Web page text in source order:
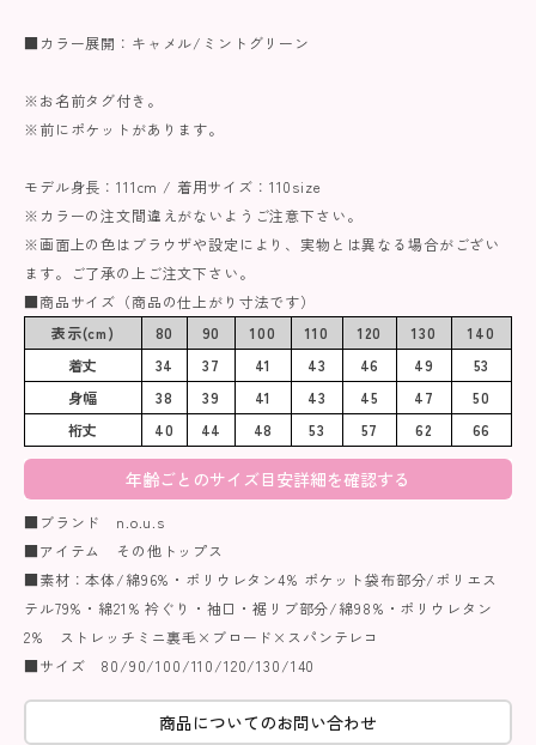
■カラー展開：キャメル/ミントグリーン
※お名前タグ付き。
※前にポケットがあります。
モデル身長：111cm / 着用サイズ：110size
※カラーの注文間違えがないようご注意下さい。
※画面上の色はブラウザや設定により、実物とは異なる場合がござい
ます。ご了承の上ご注文下さい。
■商品サイズ（商品の仕上がり寸法です）
表示(cm)
80 90 100 110 120 130
140
着丈
34 37 41 43 46 49
53
身幅
38 39 41 43 45 47
50
裄丈
40 44 48 53 57 62 66
年齢ごとのサイズ目安詳細を確認する
■ブランド n.o.u.s
■アイテム その他トップス
■素材：本体/綿96%・ポリウレタン4% ポケット袋布部分/ポリエス
テル79%・綿21% 衿ぐり・袖口・裾リブ部分/綿98%・ポリウレタン
2% ストレッチミニ裏毛×ブロード×スパンテレコ
■サイズ 80/90/100/110/120/130/140
商品についてのお問い合わせ